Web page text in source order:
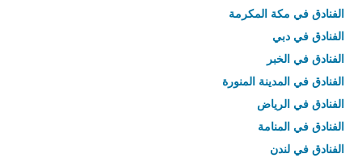
الفنادق في مكة المكرمة
الفنادق في دبي
الفنادق في الخبر
الفنادق في المدينة المنورة
الفنادق في الرياض
الفنادق في المنامة
الفنادق في لندن